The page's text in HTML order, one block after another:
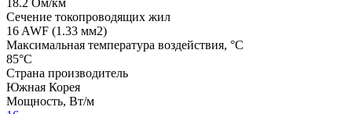
18.2 Ом/км
Сечение токопроводящих жил
16 AWF (1.33 мм2)
Максимальная температура воздействия, °C
85°C
Страна производитель
Южная Корея
Мощность, Вт/м